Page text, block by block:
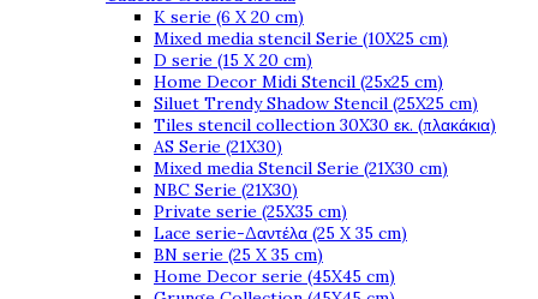
K serie (6 X 20 cm)
Mixed media stencil Serie (10X25 cm)
D serie (15 X 20 cm)
Home Decor Midi Stencil (25x25 cm)
Siluet Trendy Shadow Stencil (25X25 cm)
Tiles stencil collection 30X30 εκ. (πλακάκια)
AS Serie (21X30)
Mixed media Stencil Serie (21X30 cm)
NBC Serie (21X30)
Private serie (25X35 cm)
Lace serie-Δαντέλα (25 X 35 cm)
BN serie (25 X 35 cm)
Home Decor serie (45X45 cm)